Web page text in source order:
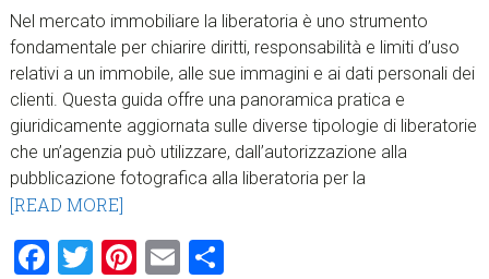
Nel mercato immobiliare la liberatoria è uno strumento
fondamentale per chiarire diritti, responsabilità e limiti d’uso
relativi a un immobile, alle sue immagini e ai dati personali dei
clienti. Questa guida offre una panoramica pratica e
giuridicamente aggiornata sulle diverse tipologie di liberatorie
che un’agenzia può utilizzare, dall’autorizzazione alla
pubblicazione fotografica alla liberatoria per la
[READ MORE]
Facebook
Twitter
Pinterest
EmailCondividi